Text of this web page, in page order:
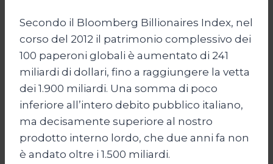
Secondo il Bloomberg Billionaires Index, nel
corso del 2012 il patrimonio complessivo dei
100 paperoni globali è aumentato di 241
miliardi di dollari, fino a raggiungere la vetta
dei 1.900 miliardi. Una somma di poco
inferiore all’intero debito pubblico italiano,
ma decisamente superiore al nostro
prodotto interno lordo, che due anni fa non
è andato oltre i 1.500 miliardi.